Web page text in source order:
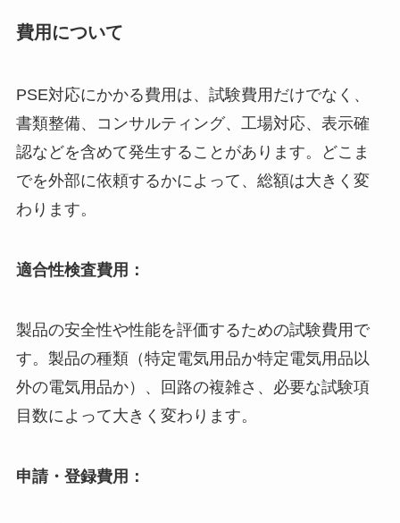
費用について
PSE対応にかかる費用は、試験費用だけでなく、
書類整備、コンサルティング、工場対応、表示確
認などを含めて発生することがあります。どこま
でを外部に依頼するかによって、総額は大きく変
わります。
適合性検査費用：
製品の安全性や性能を評価するための試験費用で
す。製品の種類（特定電気用品か特定電気用品以
外の電気用品か）、回路の複雑さ、必要な試験項
目数によって大きく変わります。
申請・登録費用：